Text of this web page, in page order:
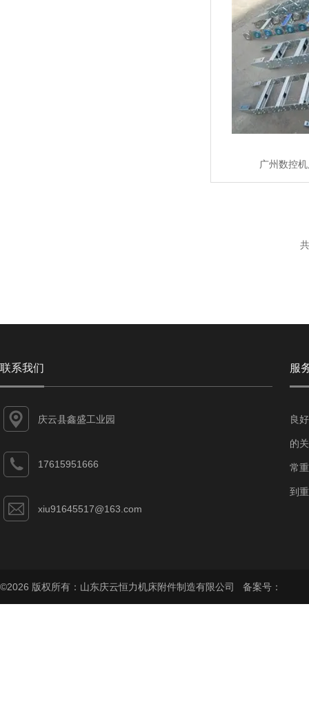
广州数控
联系我们
庆云县鑫盛工业园
17615951666
xiu91645517@163.com
服
良
的
常
到
©2026 版权所有：山东庆云恒力机床附件制造有限公司 备案号：